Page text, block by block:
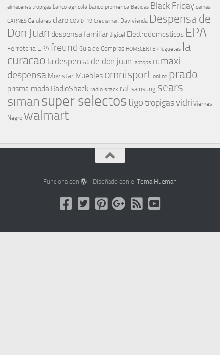
almacenes tropigas banco agricola banco promerica Bebidas Black Friday camas
CARNES Celulares claro COVID-19 Credisiman Davivienda Despensa de
Don Juan despensa familiar digicel Electrodomesticos EPA
Ferreteria EPAfreund Guia de Compras HOMECENTER Juguetes la
curacao la despensa de don juan laptops LG maxi
despensa Movistar Muebles omnisport online prado
prisma moda RadioShack radio shack raf samsung sears
simansuper selectostigotropigasvidri Viernes
Negro walmart
Funciona con - Diseñado con elTema Hueman